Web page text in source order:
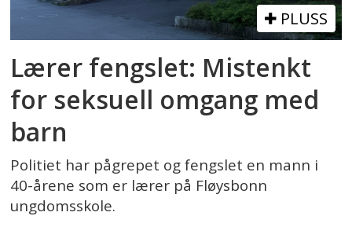
PLUSS
Lærer fengslet: Mistenkt
for seksuell omgang med
barn
Politiet har pågrepet og fengslet en mann i
40-årene som er lærer på Fløysbonn
ungdomsskole.